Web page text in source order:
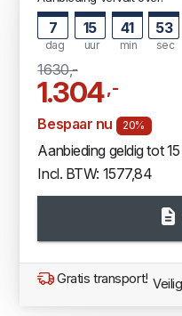
7
dag
15
uur
41
min
53
sec
1630,-
1.304,-
Bespaar nu 20%
Aanbieding geldig tot
Incl. BTW: 1577,84
Gratis transport!